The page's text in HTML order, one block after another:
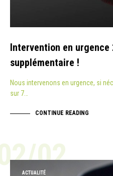
Intervention en
supplémentaire !
Nous intervenons en urgence, si
sur 7…
CONTINUE READING
02
ACTUALITÉ